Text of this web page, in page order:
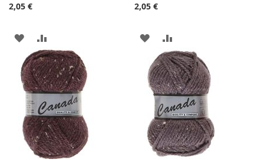
2,05 €
AJOUTER
À
LA
LISTE
D'ACHATS
AU
COMPARATEUR
2,05 €
AJOUTER
À
LA
LISTE
D'ACHATS
AU
COMPARATEUR